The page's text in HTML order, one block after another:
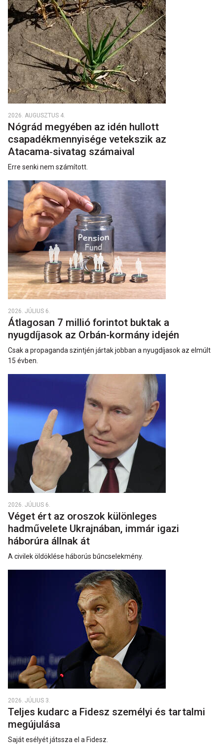
2026. AUGUSZTUS 4.
Nógrád megyében az idén hullott
csapadékmennyisége vetekszik az
Atacama‑sivatag számaival
Erre senki nem számított.
2026. JÚLIUS 6.
Átlagosan 7 millió forintot buktak a
nyugdíjasok az Orbán-kormány idején
Csak a propaganda szintjén jártak jobban a nyugdíjasok az elmúlt
15 évben.
2026. JÚLIUS 6.
Véget ért az oroszok különleges
hadművelete Ukrajnában, immár igazi
háborúra állnak át
A civilek öldöklése háborús bűncselekmény.
2026. JÚLIUS 3.
Teljes kudarc a Fidesz személyi és tartalmi
megújulása
Saját esélyét játssza el a Fidesz.